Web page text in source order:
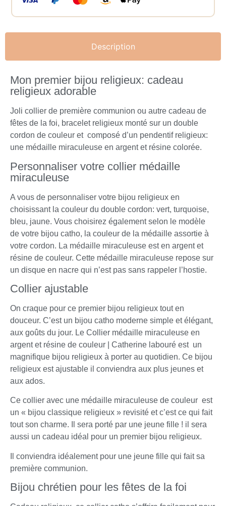
Description
Mon premier bijou religieux: cadeau
religieux adorable
Joli collier de première communion ou autre cadeau de
fêtes de la foi, bracelet religieux monté sur un double
cordon de couleur et composé d’un pendentif religieux:
une médaille miraculeuse en argent et résine colorée.
Personnaliser votre collier médaille
miraculeuse
A vous de personnaliser votre bijou religieux en
choisissant la couleur du double cordon: vert, turquoise,
bleu, jaune. Vous choisirez également selon le modèle
de votre bijou catho, la couleur de la médaille assortie à
votre cordon. La médaille miraculeuse est en argent et
résine de couleur. Cette médaille miraculeuse repose sur
un disque en nacre qui n’est pas sans rappeler l’hostie.
Collier ajustable
On craque pour ce premier bijou religieux tout en
douceur. C’est un bijou catho moderne simple et élégant,
aux goûts du jour. Le Collier médaille miraculeuse en
argent et résine de couleur | Catherine labouré est un
magnifique bijou religieux à porter au quotidien. Ce bijou
religieux est ajustable il conviendra aux plus jeunes et
aux ados.
Ce collier avec une médaille miraculeuse de couleur est
un « bijou classique religieux » revisité et c’est ce qui fait
tout son charme. Il sera porté par une jeune fille ! il sera
aussi un cadeau idéal pour un premier bijou religieux.
Il conviendra idéalement pour une jeune fille qui fait sa
première communion.
Bijou chrétien pour les fêtes de la foi